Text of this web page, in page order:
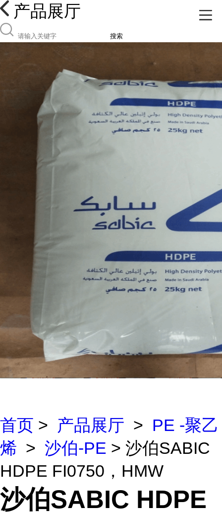
产品展厅
搜索
首页 > 产品展厅 > PE -聚乙
烯 > 沙伯-PE > 沙伯SABIC
HDPE FI0750，HMW
沙伯SABIC HDPE